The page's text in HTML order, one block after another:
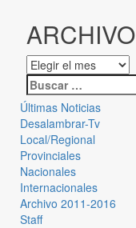
ARCHIVO
Últimas Noticias
Desalambrar-Tv
Local/Regional
Provinciales
Nacionales
Internacionales
Archivo 2011-2016
Staff